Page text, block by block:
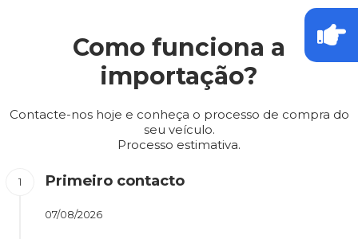
Como funciona a
importação?
Contacte-nos hoje e conheça o processo de compra do
seu veículo.
Processo estimativa.
Primeiro contacto
07/08/2026